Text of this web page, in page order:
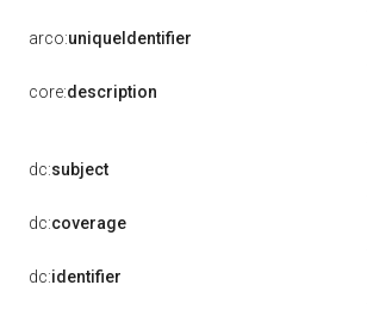
arco:uniqueIdentifier
core:description
dc:subject
dc:coverage
dc:identifier